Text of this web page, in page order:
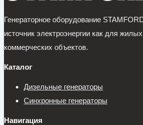
Генераторное оборудование
источник электроэнергии как для
коммерческих объектов.
Каталог
Дизельные генераторы
Синхронные генераторы
Навигация